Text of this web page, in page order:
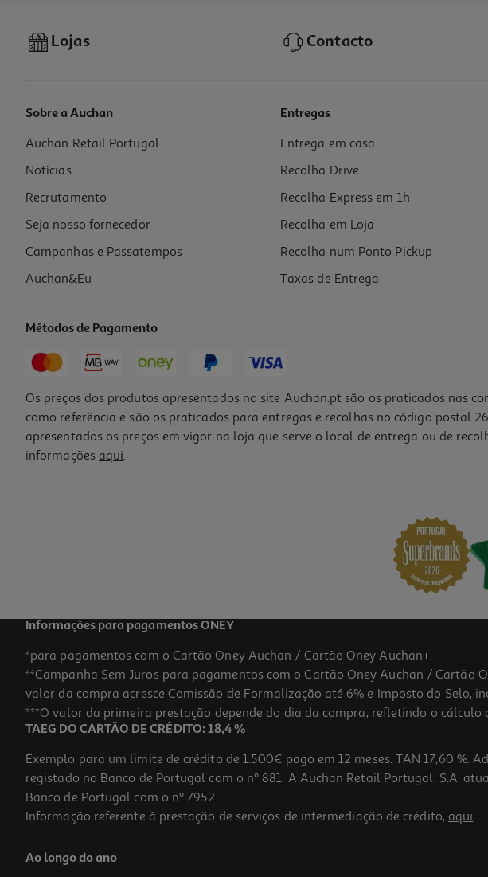
Lojas Contacto
Sobre a Auchan
Auchan Retail Portugal
Notícias
Recrutamento
Seja nosso fornecedor
Campanhas e Passatempos
Auchan&Eu
Entregas
Entrega em casa
Recolha Drive
Recolha Express em 1h
Recolha em Loja
Recolha num Ponto Pickup
Taxas de Entrega
Métodos de Pagamento
Os preços dos produtos apresentados no site Auchan.pt são os praticados nas
como referência e são os praticados para entregas e recolhas no código postal
apresentados os preços em vigor na loja que serve o local de entrega ou de
informações aqui.
Informações para pagamentos ONEY
*para pagamentos com o Cartão Oney Auchan / Cartão Oney Auchan+.
**Campanha Sem Juros para pagamentos com o Cartão Oney Auchan /
valor da compra acresce Comissão de Formalização até 6% e Imposto do Selo,
***O valor da primeira prestação depende do dia da compra, refletindo o
TAEG DO CARTÃO DE CRÉDITO: 18,4 %
Exemplo para um limite de crédito de 1.500€ pago em 12 meses. TAN 17,60 %.
registado no Banco de Portugal com o nº 881. A Auchan Retail Portugal, S.A.
Banco de Portugal com o nº 7952.
Informação referente à prestação de serviços de intermediação de crédito, aqui.
Ao longo do ano